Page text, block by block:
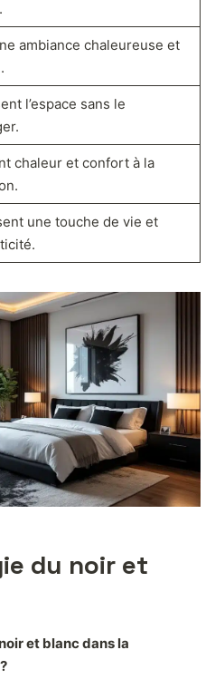
ambiance chaleureuse et
l’espace sans le
chaleur et confort à la
une touche de vie et
du noir et
et blanc dans la